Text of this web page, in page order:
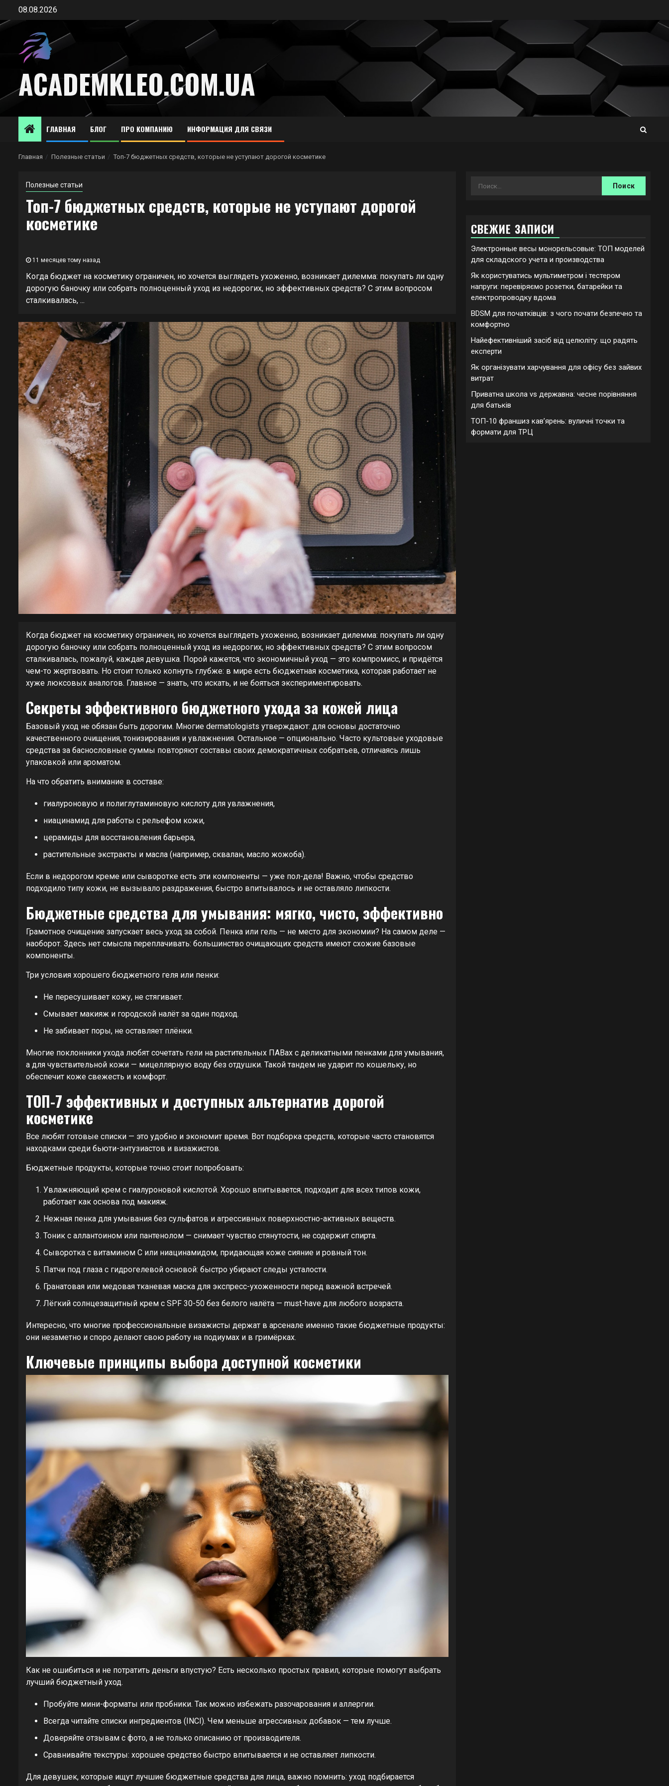
Перейти08.08.2026
ACADEMKLEO.COM.UA
ГЛАВНАЯ БЛОГ ПРО КОМПАНИЮ ИНФОРМАЦИЯ ДЛЯ СВЯЗИ
Главная Полезные статьи Топ-7 бюджетных средств, которые не уступают дорогой косметике
Полезные статьи
Топ-7 бюджетных средств, которые не уступают дорогой
косметике
11 месяцев тому назад
Когда бюджет на косметику ограничен, но хочется выглядеть ухоженно, возникает дилемма: покупать ли одну
дорогую баночку или собрать полноценный уход из недорогих, но эффективных средств? С этим вопросом
сталкивалась, ...
Когда бюджет на косметику ограничен, но хочется выглядеть ухоженно, возникает дилемма: покупать ли одну
дорогую баночку или собрать полноценный уход из недорогих, но эффективных средств? С этим вопросом
сталкивалась, пожалуй, каждая девушка. Порой кажется, что экономичный уход — это компромисс, и придётся
чем-то жертвовать. Но стоит только копнуть глубже: в мире есть бюджетная косметика, которая работает не
хуже люксовых аналогов. Главное — знать, что искать, и не бояться экспериментировать.
Секреты эффективного бюджетного ухода за кожей лица
Базовый уход не обязан быть дорогим. Многие dermatologists утверждают: для основы достаточно
качественного очищения, тонизирования и увлажнения. Остальное — опционально. Часто культовые уходовые
средства за баснословные суммы повторяют составы своих демократичных собратьев, отличаясь лишь
упаковкой или ароматом.
На что обратить внимание в составе:
гиалуроновую и полиглутаминовую кислоту для увлажнения,
ниацинамид для работы с рельефом кожи,
церамиды для восстановления барьера,
растительные экстракты и масла (например, сквалан, масло жожоба).
Если в недорогом креме или сыворотке есть эти компоненты — уже пол-дела! Важно, чтобы средство
подходило типу кожи, не вызывало раздражения, быстро впитывалось и не оставляло липкости.
Бюджетные средства для умывания: мягко, чисто, эффективно
Грамотное очищение запускает весь уход за собой. Пенка или гель — не место для экономии? На самом деле —
наоборот. Здесь нет смысла переплачивать: большинство очищающих средств имеют схожие базовые
компоненты.
Три условия хорошего бюджетного геля или пенки:
Не пересушивает кожу, не стягивает.
Смывает макияж и городской налёт за один подход.
Не забивает поры, не оставляет плёнки.
Многие поклонники ухода любят сочетать гели на растительных ПАВах с деликатными пенками для умывания,
а для чувствительной кожи — мицеллярную воду без отдушки. Такой тандем не ударит по кошельку, но
обеспечит коже свежесть и комфорт.
ТОП-7 эффективных и доступных альтернатив дорогой
косметике
Все любят готовые списки — это удобно и экономит время. Вот подборка средств, которые часто становятся
находками среди бьюти-энтузиастов и визажистов.
Бюджетные продукты, которые точно стоит попробовать:
Увлажняющий крем с гиалуроновой кислотой. Хорошо впитывается, подходит для всех типов кожи,
работает как основа под макияж.
Нежная пенка для умывания без сульфатов и агрессивных поверхностно-активных веществ.
Тоник с аллантоином или пантенолом — снимает чувство стянутости, не содержит спирта.
Сыворотка с витамином C или ниацинамидом, придающая коже сияние и ровный тон.
Патчи под глаза с гидрогелевой основой: быстро убирают следы усталости.
Гранатовая или медовая тканевая маска для экспресс-ухоженности перед важной встречей.
Лёгкий солнцезащитный крем с SPF 30-50 без белого налёта — must-have для любого возраста.
Интересно, что многие профессиональные визажисты держат в арсенале именно такие бюджетные продукты:
они незаметно и споро делают свою работу на подиумах и в гримёрках.
Ключевые принципы выбора доступной косметики
Как не ошибиться и не потратить деньги впустую? Есть несколько простых правил, которые помогут выбрать
лучший бюджетный уход.
Пробуйте мини-форматы или пробники. Так можно избежать разочарования и аллергии.
Всегда читайте списки ингредиентов (INCI). Чем меньше агрессивных добавок — тем лучше.
Доверяйте отзывам с фото, а не только описанию от производителя.
Сравнивайте текстуры: хорошее средство быстро впитывается и не оставляет липкости.
Для девушек, которые ищут лучшие бюджетные средства для лица, важно помнить: уход подбирается
Найти:
СВЕЖИЕ ЗАПИСИ
Электронные весы монорельсовые: ТОП моделей
для складского учета и производства
Як користуватись мультиметром і тестером
напруги: перевіряємо розетки, батарейки та
електропроводку вдома
BDSM для початківців: з чого почати безпечно та
комфортно
Найефективніший засіб від целюліту: що радять
експерти
Як організувати харчування для офісу без зайвих
витрат
Приватна школа vs державна: чесне порівняння
для батьків
ТОП-10 франшиз кавʼярень: вуличні точки та
формати для ТРЦ